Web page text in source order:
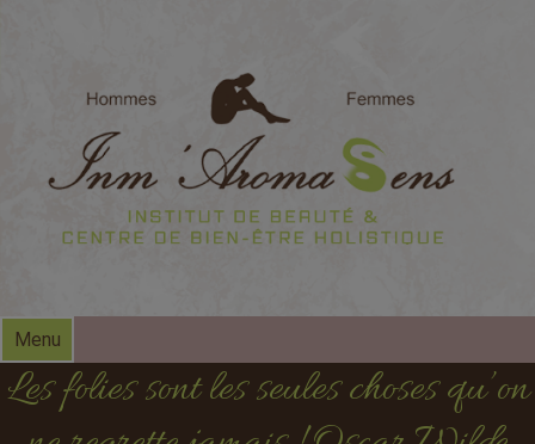
Menu
Les folies sont les seules choses qu’on